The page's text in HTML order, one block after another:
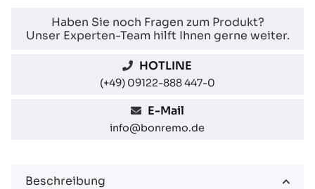
Haben Sie noch Fragen zum Produkt?
Unser Experten-Team hilft Ihnen gerne weiter.
HOTLINE
(+49) 09122-888 447-0
E-Mail
info@bonremo.de
Beschreibung